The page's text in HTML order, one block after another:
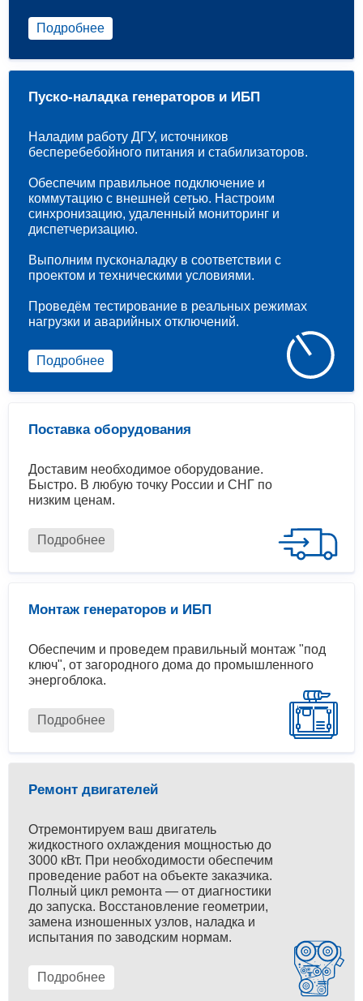
Подробнее
Поставка оборудования
Доставим необходимое оборудование.
Быстро. В любую точку России и СНГ по
низким ценам.
Подробнее
Монтаж генераторов и ИБП
Обеспечим и проведем правильный монтаж "под
ключ", от загородного дома до промышленного
энергоблока.
Подробнее
Пуско-наладка генераторов и ИБП
Наладим работу ДГУ, источников
бесперебебойного питания и стабилизаторов.
Обеспечим правильное подключение и
коммутацию с внешней сетью. Настроим
синхронизацию, удаленный мониторинг и
диспетчеризацию.
Выполним пусконаладку в соответствии с
проектом и техническими условиями.
Проведём тестирование в реальных режимах
нагрузки и аварийных отключений.
Подробнее
Ремонт двигателей
Отремонтируем ваш двигатель
жидкостного охлаждения мощностью до
3000 кВт. При необходимости обеспечим
проведение работ на объекте заказчика.
Полный цикл ремонта — от диагностики
до запуска. Восстановление геометрии,
замена изношенных узлов, наладка и
испытания по заводским нормам.
Подробнее